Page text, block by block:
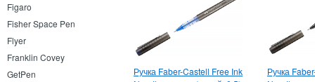
Figaro
Fisher Space Pen
Flyer
Franklin Covey
GetPen
Ручка Faber-Castell Free Ink
Ручка